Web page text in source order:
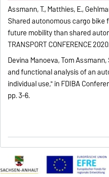
Assmann, T., Matthies, E.,
Shared autonomous cargo
future mobility than shared
TRANSPORT CONFERENCE
Devina Manoeva, Tom
and functional analysis of an
individual use," in FDIBA
pp. 3-6.